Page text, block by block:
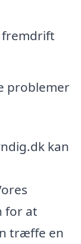
fremdrift
problemer
kan
for at
træffe en